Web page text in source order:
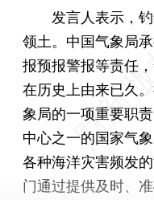
发言人表示，钓
领土。中国气象局
报预报警报等责任
在历史上由来已久
象局的一项重要职
中心之一的国家气
各种海洋灾害频发
门通过提供及时、